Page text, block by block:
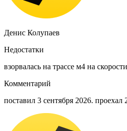
Денис Колупаев
Недостатки
взорвалась на трассе м4 на
Комментарий
поставил 3 сентября 2026. проехал